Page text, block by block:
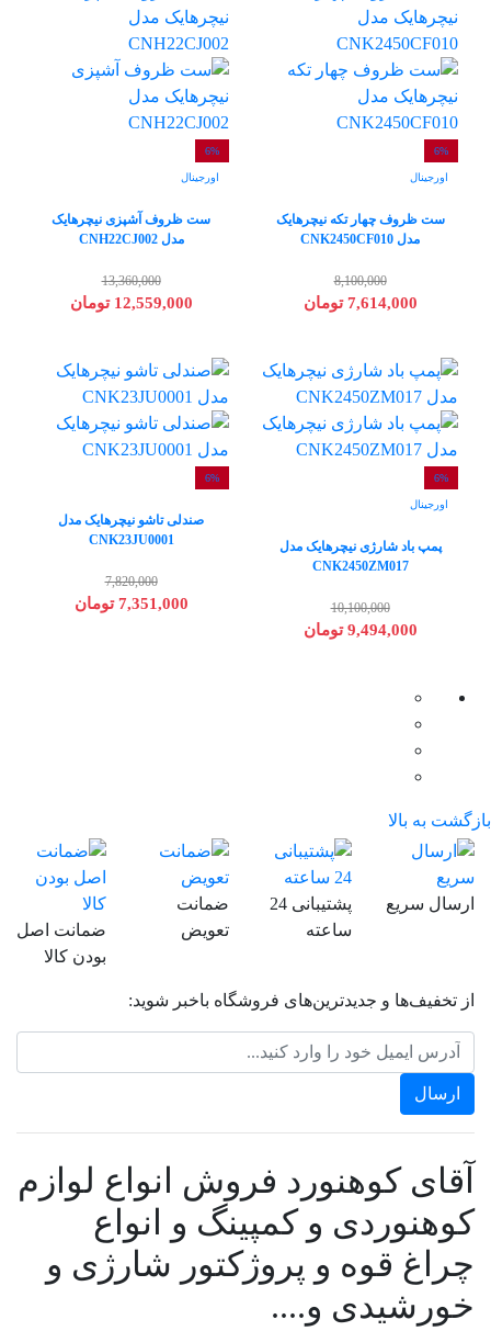
6%
اورجینال
ست ظروف چهار تکه نیچرهایک
مدل CNK2450CF010
8,100,000
7,614,000 تومان
6%
اورجینال
ست ظروف آشپزی نیچرهایک
مدل CNH22CJ002
13,360,000
12,559,000 تومان
6%
اورجینال
پمپ باد شارژی نیچرهایک مدل
CNK2450ZM017
10,100,000
9,494,000 تومان
6%
صندلی تاشو نیچرهایک مدل
CNK23JU0001
7,820,000
7,351,000 تومان
بازگشت به بالا
ارسال سریع
پشتیبانی 24
ساعته
ضمانت
تعویض
ضمانت اصل
بودن کالا
از تخفیف‌ها و جدیدترین‌های فروشگاه باخبر شوید:
آقای کوهنورد فروش انواع لوازم
کوهنوردی و کمپینگ و انواع
چراغ قوه و پروژکتور شارژی و
خورشیدی و....